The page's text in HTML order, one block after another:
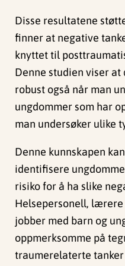
Disse resultatene
finner at negative
knyttet til
Denne studien viser at
robust også når man
ungdommer som har
man undersøker ulike
Denne kunnskapen
identifisere
risiko for å ha slike
Helsepersonell, lærere
jobber med barn og
oppmerksomme på
traumerelaterte